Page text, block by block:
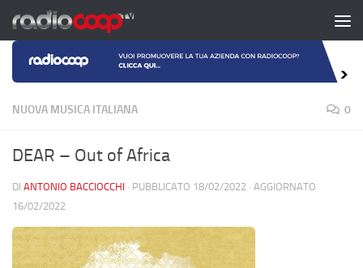
Salta al contenuto
NUOVA MUSICA ITALIANA 0
DEAR – Out of Africa
DI ANTONIO BACCIOCCHI · PUBBLICATO 18/02/2022 · AGGIORNATO
16/02/2022